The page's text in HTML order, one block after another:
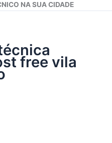
NA SUA CIDADE
free vila